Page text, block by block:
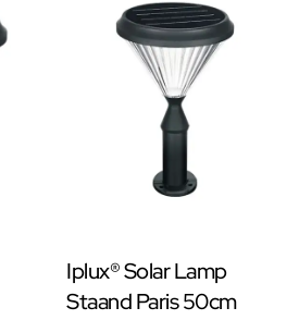
Iplux® Solar Lamp
Staand Paris 50cm